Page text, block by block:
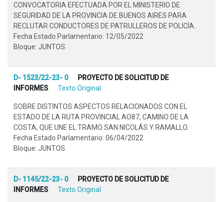
CONVOCATORIA EFECTUADA POR EL MINISTERIO DE
SEGURIDAD DE LA PROVINCIA DE BUENOS AIRES PARA
RECLUTAR CONDUCTORES DE PATRULLEROS DE POLICÍA..
Fecha Estado Parlamentario: 12/05/2022
Bloque: JUNTOS
D- 1523/22-23- 0
PROYECTO DE SOLICITUD DE
INFORMES
Texto Original
SOBRE DISTINTOS ASPECTOS RELACIONADOS CON EL
ESTADO DE LA RUTA PROVINCIAL AO87, CAMINO DE LA
COSTA, QUE UNE EL TRAMO SAN NICOLÁS Y RAMALLO.
Fecha Estado Parlamentario: 06/04/2022
Bloque: JUNTOS
D- 1145/22-23- 0
PROYECTO DE SOLICITUD DE
INFORMES
Texto Original